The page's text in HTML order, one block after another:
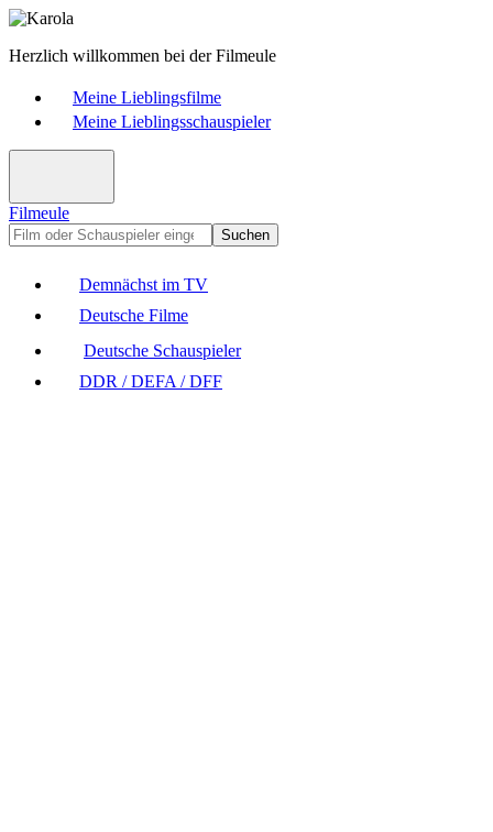
Herzlich willkommen bei der Filmeule
Meine Lieblingsfilme
Meine Lieblingsschauspieler
Filmeule
Suchen
Demnächst im TV
Deutsche Filme
Deutsche Schauspieler
DDR / DEFA / DFF